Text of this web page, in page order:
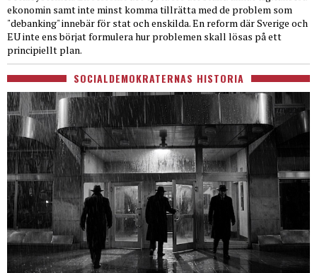
ekonomin samt inte minst komma tillrätta med de problem som
"debanking" innebär för stat och enskilda. En reform där Sverige och
EU inte ens börjat formulera hur problemen skall lösas på ett
principiellt plan.
SOCIALDEMOKRATERNAS HISTORIA